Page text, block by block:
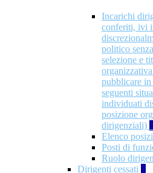
Incarichi
conferiti, ivi
politico
selezione e
pubblicare
seguenti
individuati
posizione
dirigenziali)
Elenco
Posti di
Ruolo
Dirigenti cessati 1